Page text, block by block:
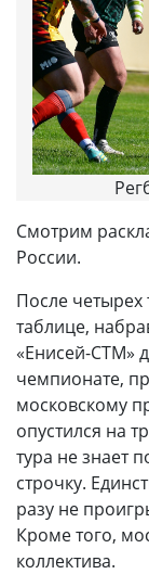
Смотрим
России.
После четырех
таблице,
«Енисей-СТМ»
чемпионате,
московскому
опустился на
тура не знает
строчку.
разу не
Кроме того,
коллектива.